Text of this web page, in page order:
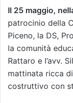
Il 25 maggio,
patrocinio della
Piceno, la DS,
la comunità
Rattaro e l’avv.
mattinata ricca
costruttivo con